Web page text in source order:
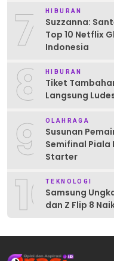
7 HIBURAN
Suzzanna:
Top 10 Netflix
Indonesia
8 HIBURAN
Tiket
Langsung
9 OLAHRAGA
Susunan
Semifinal Piala
Starter
10TEKNOLOGI
Samsung
dan Z Flip 8